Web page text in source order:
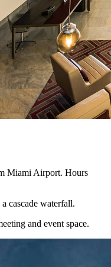
Miami Airport. Hours
cascade waterfall.
and event space.